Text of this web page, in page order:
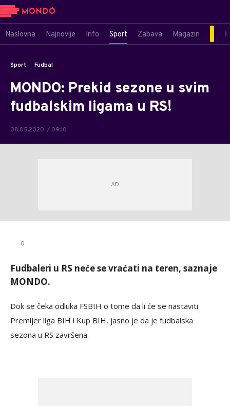
Naslovna Najnovije Info Sport Zabava Magazin
Sport Fudbal
MONDO: Prekid sezone u svim
fudbalskim ligama u RS!
08.05.2020. / 09:10
AUTOR
0
Fudbaleri u RS neće se vraćati na teren, saznaje
MONDO.
Dok se čeka odluka FSBIH o tome da li će se nastaviti
Premijer liga BIH i Kup BIH, jasno je da je fudbalska
sezona u RS završena.